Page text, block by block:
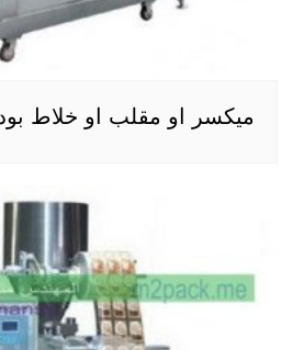
ميكسر او مقلب او خلاط